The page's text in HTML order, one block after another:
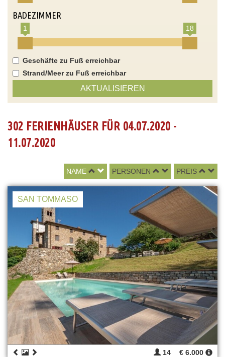
BADEZIMMER
1 18
Geschäfte zu Fuß erreichbar
Strand/Meer zu Fuß erreichbar
AKTUALISIEREN
302 FERIENHÄUSER FÜR 04.07.2020 -
11.07.2020
NAME PERSONEN PREIS
SAN TOMMASO
14 € 6.000